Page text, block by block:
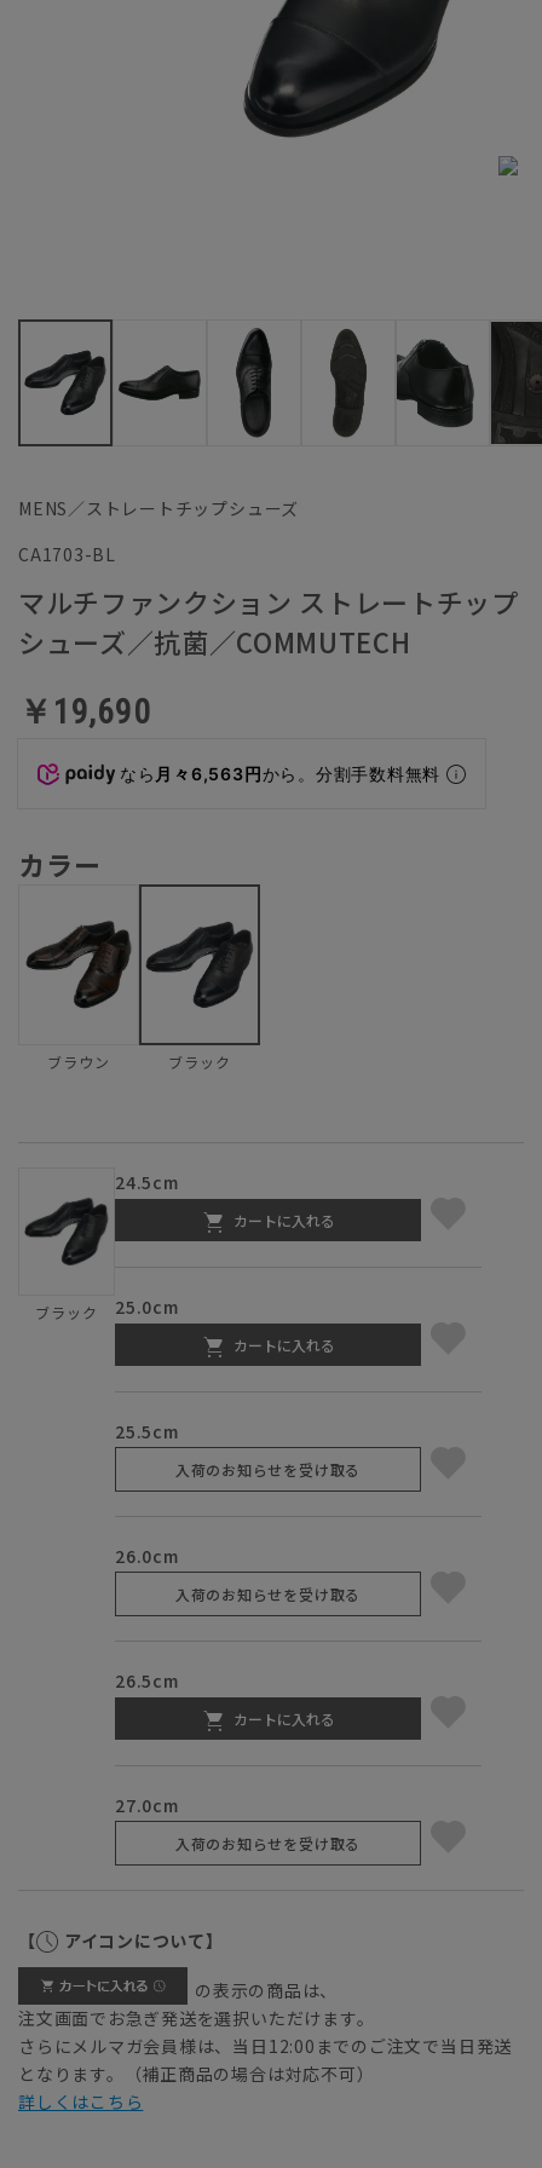
MENS／ストレートチップシューズ
CA1703-BL
マルチファンクション ストレートチップ
シューズ／抗菌／COMMUTECH
￥19,690
なら 月々6,563円から。分割手数料無料
カラー
ブラウン ブラック
ブラック
24.5cm
カートに入れる
25.0cm
カートに入れる
25.5cm
入荷のお知らせを受け取る
26.0cm
入荷のお知らせを受け取る
26.5cm
カートに入れる
27.0cm
入荷のお知らせを受け取る
【 アイコンについて】
の表示の商品は、
注文画面でお急ぎ発送を選択いただけます。
さらにメルマガ会員様は、当日12:00までのご注文で当日発送
となります。（補正商品の場合は対応不可）
詳しくはこちら